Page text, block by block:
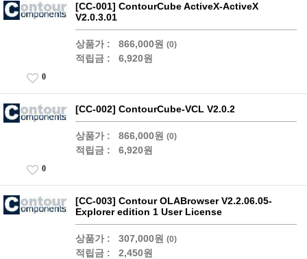
[CC-001] ContourCube ActiveX-ActiveX
V2.0.3.01
상품가 : 866,000원 (0)
적립금 : 6,920원
0
[CC-002] ContourCube-VCL V2.0.2
상품가 : 866,000원 (0)
적립금 : 6,920원
0
[CC-003] Contour OLABrowser V2.2.06.05-
Explorer edition 1 User License
상품가 : 307,000원 (0)
적립금 : 2,450원